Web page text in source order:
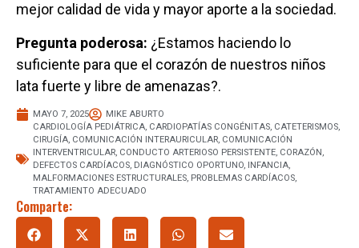
mejor calidad de vida y mayor aporte a la sociedad.
Pregunta poderosa: ¿Estamos haciendo lo
suficiente para que el corazón de nuestros niños
lata fuerte y libre de amenazas?.
MAYO 7, 2025
MIKE ABURTO
CARDIOLOGÍA PEDIÁTRICA, CARDIOPATÍAS CONGÉNITAS, CATETERISMOS,
CIRUGÍA, COMUNICACIÓN INTERAURICULAR, COMUNICACIÓN
INTERVENTRICULAR, CONDUCTO ARTERIOSO PERSISTENTE, CORAZÓN ,
DEFECTOS CARDÍACOS, DIAGNÓSTICO OPORTUNO, INFANCIA,
MALFORMACIONES ESTRUCTURALES, PROBLEMAS CARDÍACOS,
TRATAMIENTO ADECUADO
Comparte: